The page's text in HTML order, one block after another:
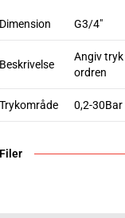
Dimension G3/4"
Beskrivelse
Angiv
ordren
Trykområde 0,2-30Bar
Filer